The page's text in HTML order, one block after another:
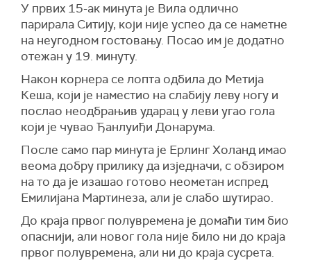
У првих 15-ак минута је Вила одлично
парирала Ситију, који није успео да се наметне
на неугодном гостовању. Посао им је додатно
отежан у 19. минуту.
Након корнера се лопта одбила до Метија
Кеша, који је наместио на слабију леву ногу и
послао неодбрањив ударац у леви угао гола
који је чувао Ђанлуиђи Донарума.
После само пар минута је Ерлинг Холанд имао
веома добру прилику да изједначи, с обзиром
на то да је изашао готово неометан испред
Емилијана Мартинеза, али је слабо шутирао.
До краја првог полувремена је домаћи тим био
опаснији, али новог гола није било ни до краја
првог полувремена, али ни до краја сусрета.